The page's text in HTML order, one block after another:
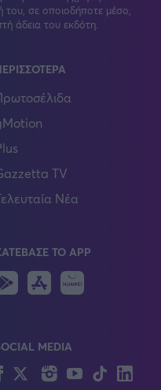
σε οποιοδήποτε μέσο,
άδεια του εκδότη.
TV
Νέα
ΤΟ APP
Android
IOS
MEDIA
FacebookTwitterInstagram
YouTubeTikTok